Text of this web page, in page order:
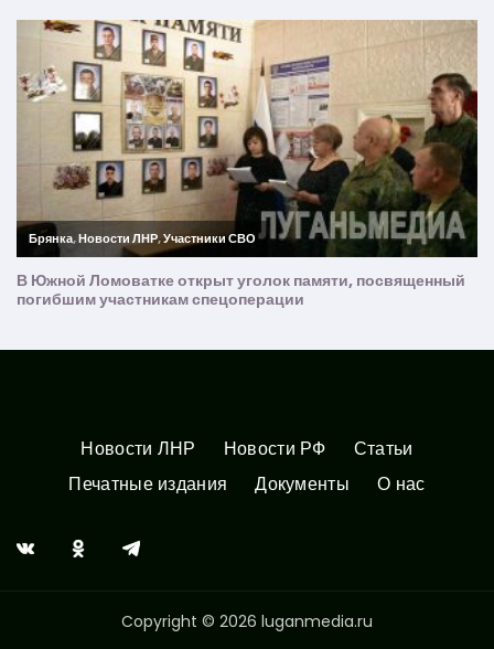
Новости ЛНР Новости РФ
Статьи
Печатные издания
Документы О нас
Copyright © 2026 luganmedia.ru